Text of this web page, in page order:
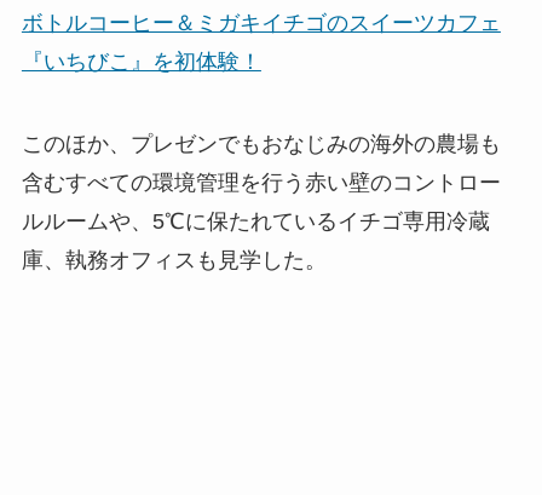
ボトルコーヒー＆ミガキイチゴのスイーツカフェ
『いちびこ』を初体験！
このほか、プレゼンでもおなじみの海外の農場も
含むすべての環境管理を行う赤い壁のコントロー
ルルームや、5℃に保たれているイチゴ専用冷蔵
庫、執務オフィスも見学した。